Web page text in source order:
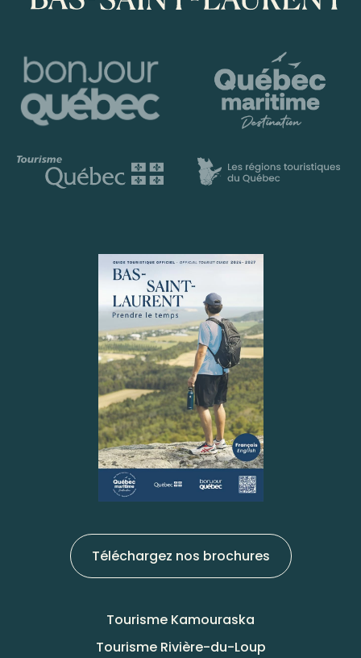
Téléchargez nos brochures
Tourisme Kamouraska
Tourisme Rivière-du-Loup